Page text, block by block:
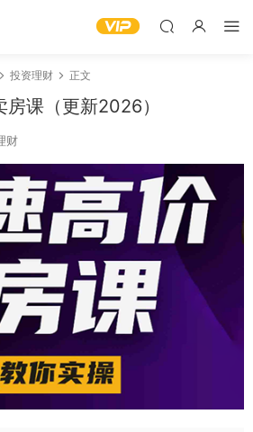
投资理财 正文
房课（更新2026）
财